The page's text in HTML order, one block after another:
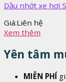
Dầu nhớt xe hơi
Giá:Liên hệ
Xem thêm
Yên tâm
MIỄN PHÍ